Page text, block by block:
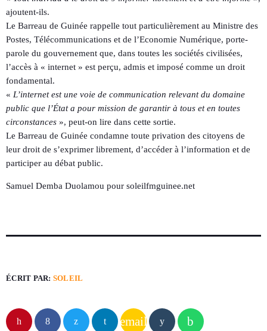
ajoutent-ils.
Le Barreau de Guinée rappelle tout particulièrement au Ministre des
Postes, Télécommunications et de l’Economie Numérique, porte-
parole du gouvernement que, dans toutes les sociétés civilisées,
l’accès à « internet » est perçu, admis et imposé comme un droit
fondamental.
« L’internet est une voie de communication relevant du domaine
public que l’État a pour mission de garantir à tous et en toutes
circonstances », peut-on lire dans cette sortie.
Le Barreau de Guinée condamne toute privation des citoyens de
leur droit de s’exprimer librement, d’accéder à l’information et de
participer au débat public.
Samuel Demba Duolamou pour soleilfmguinee.net
ÉCRIT PAR: SOLEIL
email